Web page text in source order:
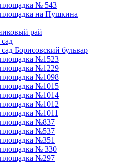
площадка № 543
площадка на Пушкина
рай
Борисовский бульвар
площадка №1523
площадка №1229
площадка №1098
площадка №1015
площадка №1014
площадка №1012
площадка №1011
площадка №837
площадка №537
площадка №351
площадка № 330
площадка №297